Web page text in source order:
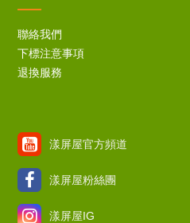
聯絡我們
下標注意事項
退換服務
漾屏屋官方頻道
漾屏屋粉絲團
漾屏屋IG